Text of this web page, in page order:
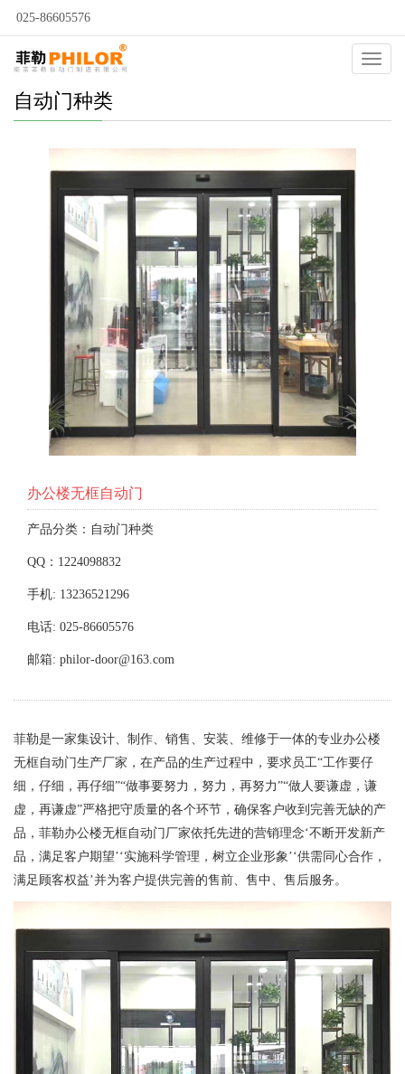
025-86605576
自动门种类
办公楼无框自动门
产品分类：自动门种类
QQ：1224098832
手机: 13236521296
电话: 025-86605576
邮箱: philor-door@163.com
菲勒是一家集设计、制作、销售、安装、维修于一体的专业办公楼
无框自动门生产厂家，在产品的生产过程中，要求员工“工作要仔
细，仔细，再仔细”“做事要努力，努力，再努力”“做人要谦虚，谦
虚，再谦虚”严格把守质量的各个环节，确保客户收到完善无缺的产
品，菲勒办公楼无框自动门厂家依托先进的营销理念‘不断开发新产
品，满足客户期望’‘实施科学管理，树立企业形象’‘供需同心合作，
满足顾客权益’并为客户提供完善的售前、售中、售后服务。